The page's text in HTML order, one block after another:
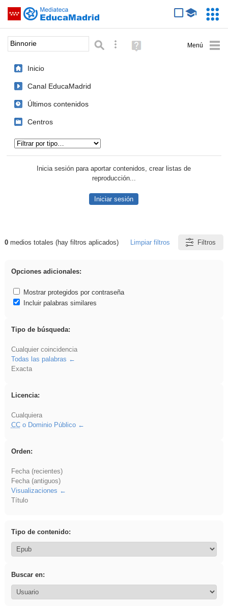
Saltar navegación
Palabra o frase: Búsqueda avanzada
Ayuda
(en
Inicio
Canal EducaMadrid
Últimos contenidos
Centros
Inicia sesión para aportar contenidos, crear listas de
reproducción...
Iniciar sesión
Resultados de: Binnorie
0medios totales (hay filtros aplicados) Limpiar filtros Filtros
Opciones adicionales:
Mostrar protegidos por contraseña
Incluir palabras similares
Tipo de búsqueda:
Cualquier coincidencia
Todas las palabras
Exacta
Licencia:
Cualquiera
CCo Dominio Público
Orden:
Fecha (recientes)
Fecha (antiguos)
Visualizaciones
Título
Tipo de contenido:
Buscar en: